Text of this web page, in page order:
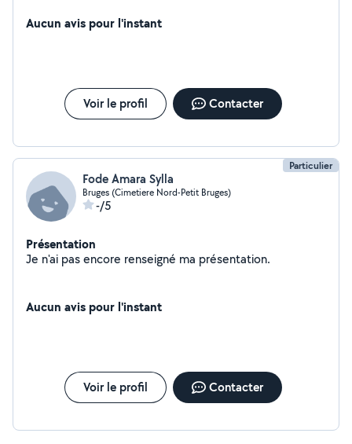
Aucun avis pour l'instant
Voir le profil Contacter
Particulier
Fode Amara Sylla
Bruges (Cimetiere Nord-Petit Bruges)
-/5
Présentation
Je n'ai pas encore renseigné ma présentation.
Aucun avis pour l'instant
Voir le profil Contacter